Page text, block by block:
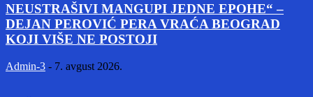
NEUSTRAŠIVI MANGUPI JEDNE EPOHE“ –
DEJAN PEROVIĆ PERA VRAĆA BEOGRAD
KOJI VIŠE NE POSTOJI
Admin-3 - 7. avgust 2026.